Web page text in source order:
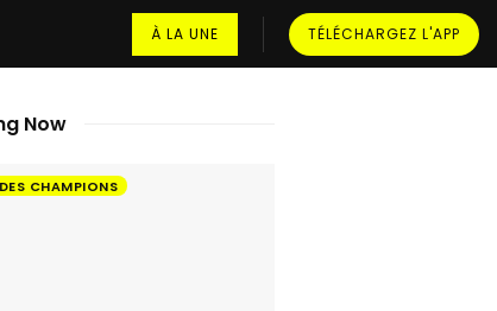
À LA UNE TÉLÉCHARGEZ L'APP
Now
CHAMPIONS